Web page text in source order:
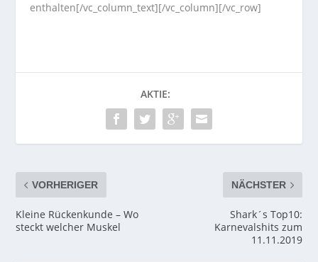
enthalten[/vc_column_text][/vc_column][/vc_row]
AKTIE:
VORHERIGER
Kleine Rückenkunde – Wo
steckt welcher Muskel
NÄCHSTER
Shark´s Top10:
Karnevalshits zum
11.11.2019